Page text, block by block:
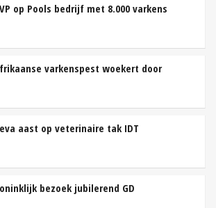
op Pools bedrijf met 8.000 varkens
varkenspest woekert door
aast op veterinaire tak IDT
bezoek jubilerend GD